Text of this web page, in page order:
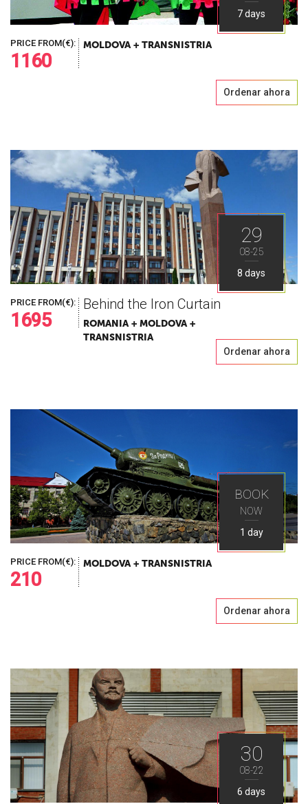
7 days
PRICE FROM(€):
1160
MOLDOVA + TRANSNISTRIA
Ordenar ahora
29
08-25
8 days
PRICE FROM(€):
1695
Behind the Iron Curtain
ROMANIA + MOLDOVA +
TRANSNISTRIA
Ordenar ahora
BOOK
NOW
1 day
PRICE FROM(€):
210
MOLDOVA + TRANSNISTRIA
Ordenar ahora
30
08-22
6 days